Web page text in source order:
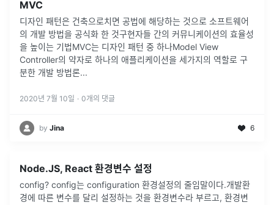
MVC
디자인 패턴은 건축으로치면 공법에 해당하는 것으로 소프트웨어
의 개발 방법을 공식화 한 것구현자들 간의 커뮤니케이션의 효율성
을 높이는 기법MVC는 디자인 패턴 중 하나Model View
Controller의 약자로 하나의 애플리케이션을 세가지의 역할로 구
분한 개발 방법론...
2020년 7월 10일 · 0개의 댓글
by Jina 6
Node.JS, React 환경변수 설정
config? config는 configuration 환경설정의 줄임말이다.개발환
경에 따른 변수를 달리 설정하는 것을 환경변수라 부르고, 환경변